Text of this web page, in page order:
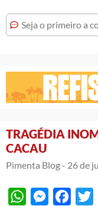
Seja o primeiro a
TRAGÉDIA
CACAU
Pimenta Blog - 26 de
WhatsAppMessenger